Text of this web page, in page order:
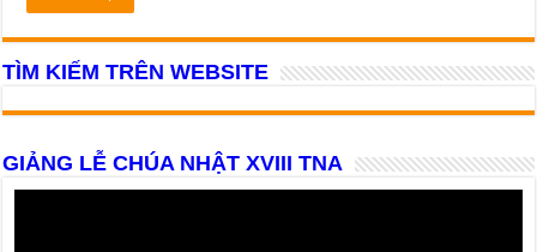
TÌM KIẾM TRÊN WEBSITE
GIẢNG LỄ CHÚA NHẬT XVIII TNA